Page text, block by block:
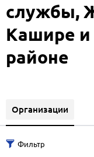
службы,
Кашире
районе
Организации